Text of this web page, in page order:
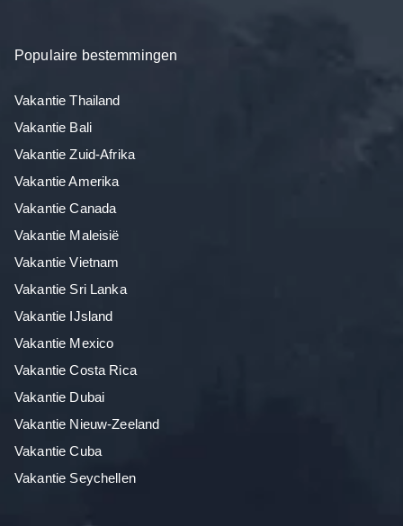
Populaire bestemmingen
Vakantie Thailand
Vakantie Bali
Vakantie Zuid-Afrika
Vakantie Amerika
Vakantie Canada
Vakantie Maleisië
Vakantie Vietnam
Vakantie Sri Lanka
Vakantie IJsland
Vakantie Mexico
Vakantie Costa Rica
Vakantie Dubai
Vakantie Nieuw-Zeeland
Vakantie Cuba
Vakantie Seychellen